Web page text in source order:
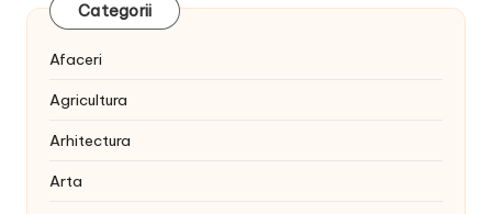
Categorii
Afaceri
Agricultura
Arhitectura
Arta